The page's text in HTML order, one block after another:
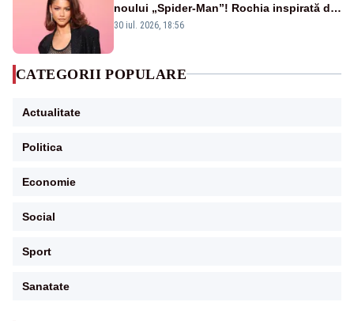
noului „Spider-Man”! Rochia inspirată de
pânza de păianjen a făcut senzație
30 iul. 2026, 18:56
CATEGORII POPULARE
Actualitate
Politica
Economie
Social
Sport
Sanatate